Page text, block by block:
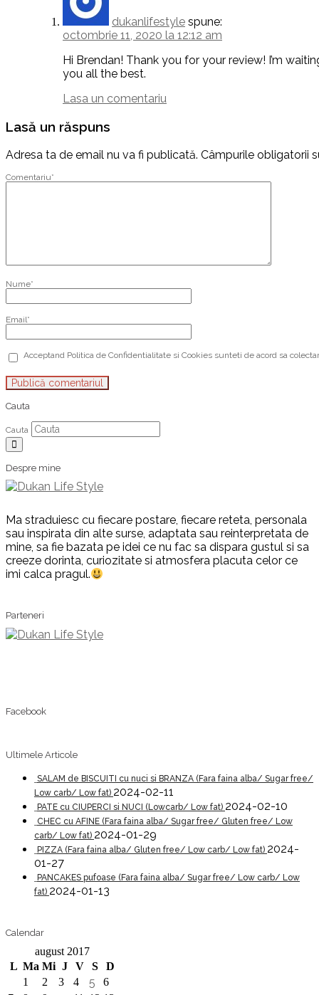
dukanlifestyle spune:
octombrie 11, 2020 la 12:12 am
Hi Brendan! Thank you for your review! I’m
you all the best.
Lasa un comentariu
Lasă un răspuns
Adresa ta de email nu va fi publicată. Câmpurile obligatorii
Comentariu*
Nume*
Email*
Acceptand Politica de Confidentialitate si Cookies sunteti de acord sa
Cauta
Cauta
Despre mine
Ma straduiesc cu fiecare postare, fiecare reteta, personala
sau inspirata din alte surse, adaptata sau reinterpretata de
mine, sa fie bazata pe idei ce nu fac sa dispara gustul si sa
creeze dorinta, curiozitate si atmosfera placuta celor ce
imi calca pragul.
Parteneri
Facebook
Ultimele Articole
SALAM de BISCUITI cu nuci si BRANZA (Fara faina alba/ Sugar free/
Low carb/ Low fat) 2024-02-11
PATE cu CIUPERCI si NUCI (Lowcarb/ Low fat) 2024-02-10
CHEC cu AFINE (Fara faina alba/ Sugar free/ Gluten free/ Low
carb/ Low fat) 2024-01-29
PIZZA (Fara faina alba/ Gluten free/ Low carb/ Low fat) 2024-
01-27
PANCAKES pufoase (Fara faina alba/ Sugar free/ Low carb/ Low
fat) 2024-01-13
Calendar
august 2017
L Ma Mi J V S
D
1
2 3 4 5
6